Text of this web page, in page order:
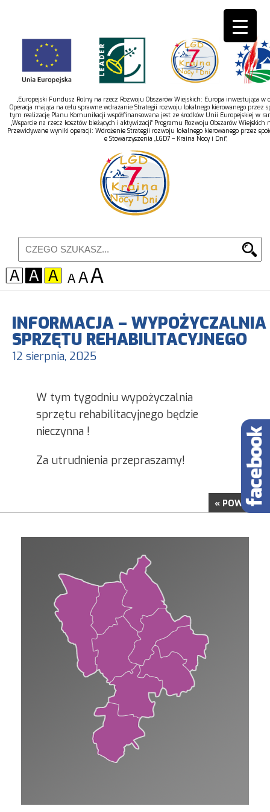
„Europejski Fundusz Rolny na rzecz Rozwoju Obszarów Wiejskich: Europa inwestująca w
Operacja mająca na celu sprawne wdrażanie Strategii rozwoju lokalnego kierowanego przez
tym realizację Planu Komunikacji współfinansowana jest ze środków Unii Europejskiej w
„Wsparcie na rzecz kosztów bieżących i aktywizacji” Programu Rozwoju Obszarów Wiejskich
Przewidywane wyniki operacji: Wdrożenie Strategii rozwoju lokalnego kierowanego przez
e Stowarzyszenia „LGD7 – Kraina Nocy i Dni”,
INFORMACJA – WYPOŻYCZALNIA
SPRZĘTU REHABILITACYJNEGO
12 sierpnia, 2025
W tym tygodniu wypożyczalnia
sprzętu rehabilitacyjnego będzie
nieczynna !
Za utrudnienia przepraszamy!
« POWRÓT